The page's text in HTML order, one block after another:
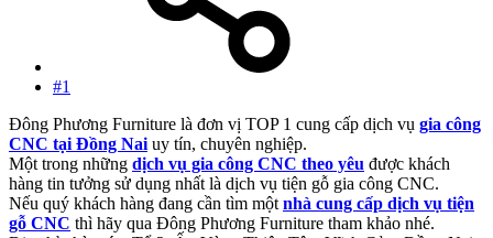
#1
Đông Phương Furniture là đơn vị TOP 1 cung cấp dịch vụ gia công
CNC tại Đồng Nai uy tín, chuyên nghiệp.
Một trong những dịch vụ gia công CNC theo yêu được khách
hàng tin tưởng sử dụng nhất là dịch vụ tiện gỗ gia công CNC.
Nếu quý khách hàng đang cần tìm một nhà cung cấp dịch vụ tiện
gỗ CNC thì hãy qua Đông Phương Furniture tham khảo nhé.